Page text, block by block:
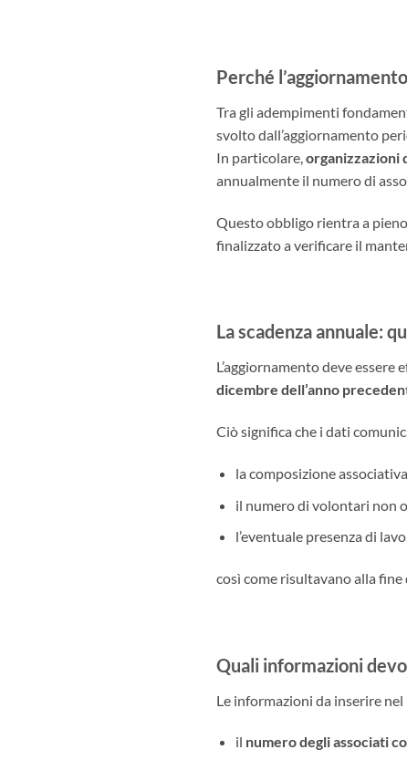
Perché
Tra gli adempimenti
svolto dall’aggiornamento
In particolare,organizzazioni
annualmente il numero di
Questo obbligo rientra a
finalizzato a verificare il
La scadenza annuale:
L’aggiornamento deve essere
dicembre dell’anno
Ciò significa che i dati
la composizione
il numero di volontari non
l’eventuale presenza di
così come risultavano alla fine
Quali informazioni
Le informazioni da inserire
il numero degli associati